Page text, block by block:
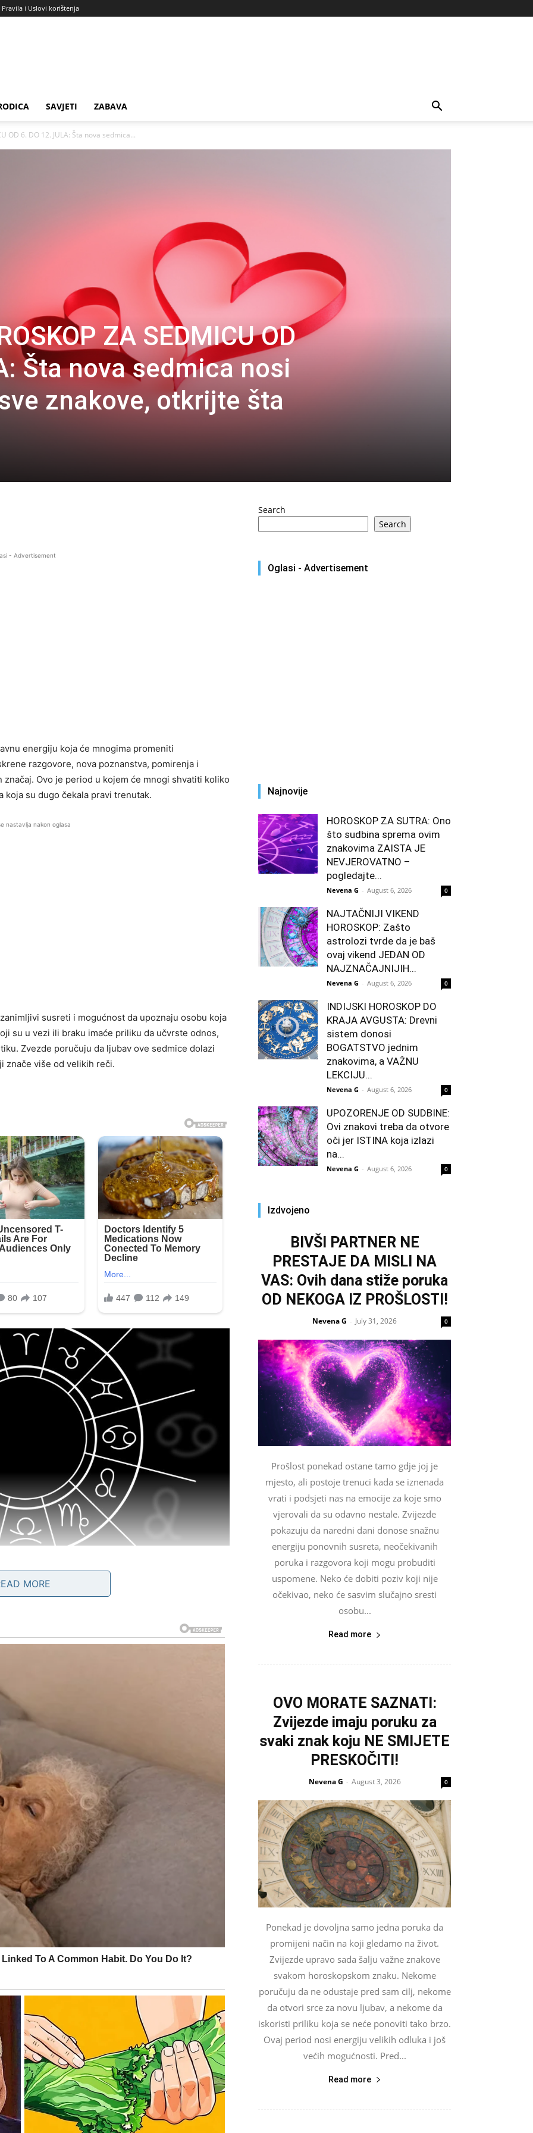
Pravila i Uslovi korištenja
SAVJETI ZABAVA
OD 6. DO 12. JULA: Šta nova sedmica...
ZA SEDMICU OD
Šta nova sedmica nosi
znakove, otkrijte šta
- Advertisement
energiju koja će mnogima promeniti
razgovore, nova poznanstva, pomirenja i
Ovo je period u kojem će mnogi shvatiti koliko
su dugo čekala pravi trenutak.
nastavlja nakon oglasa
susreti i mogućnost da upoznaju osobu koja
su u vezi ili braku imaće priliku da učvrste odnos,
Zvezde poručuju da ljubav ove sedmice dolazi
znače više od velikih reči.
će pokazati koliko mu značite, a zajednički planovi
osobom koja već neko vreme razmišlja o vama.
ove sedmice. Neočekivano poznanstvo ili
potpuno iznenaditi.
razumevanja i zajedničkih planova.
Privlačićete poglede gde god da se
svoja osećanja.
MORE
Search
Search
Oglasi - Advertisement
Najnovije
HOROSKOP ZA SUTRA: Ono
što sudbina sprema ovim
znakovima ZAISTA JE
NEVJEROVATNO –
pogledajte...
Nevena G - August 6, 2026 0
NAJTAČNIJI VIKEND
HOROSKOP: Zašto
astrolozi tvrde da je baš
ovaj vikend JEDAN OD
NAJZNAČAJNIJIH...
Nevena G - August 6, 2026 0
INDIJSKI HOROSKOP DO
KRAJA AVGUSTA: Drevni
sistem donosi
BOGATSTVO jednim
znakovima, a VAŽNU
LEKCIJU...
Nevena G - August 6, 2026 0
UPOZORENJE OD SUDBINE:
Ovi znakovi treba da otvore
oči jer ISTINA koja izlazi
na...
Nevena G - August 6, 2026 0
Izdvojeno
BIVŠI PARTNER NE
PRESTAJE DA MISLI NA
VAS: Ovih dana stiže poruka
OD NEKOGA IZ PROŠLOSTI!
Nevena G - July 31, 2026 0
Prošlost ponekad ostane tamo gdje joj je
mjesto, ali postoje trenuci kada se iznenada
vrati i podsjeti nas na emocije za koje smo
vjerovali da su odavno nestale. Zvijezde
pokazuju da naredni dani donose snažnu
energiju ponovnih susreta, neočekivanih
poruka i razgovora koji mogu probuditi
uspomene. Neko će dobiti poziv koji nije
očekivao, neko će sasvim slučajno sresti
osobu...
Read more
OVO MORATE SAZNATI:
Zvijezde imaju poruku za
svaki znak koju NE SMIJETE
PRESKOČITI!
Nevena G - August 3, 2026 0
Ponekad je dovoljna samo jedna poruka da
promijeni način na koji gledamo na život.
Zvijezde upravo sada šalju važne znakove
svakom horoskopskom znaku. Nekome
poručuju da ne odustaje pred sam cilj, nekome
da otvori srce za novu ljubav, a nekome da
iskoristi priliku koja se neće ponoviti tako brzo.
Ovaj period nosi energiju velikih odluka i još
većih mogućnosti. Pred...
Read more